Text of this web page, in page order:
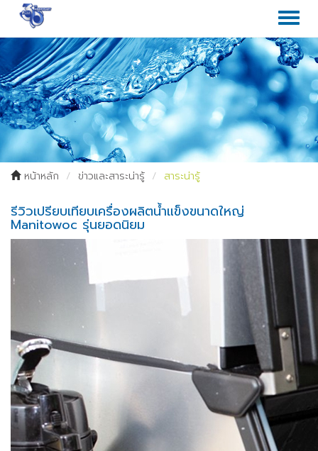
หน้าหลัก ข่าวและสาระน่ารู้ สาระน่ารู้
รีวิวเปรียบเทียบเครื่องผลิตน้ำแข็งขนาดใหญ่
Manitowoc รุ่นยอดนิยม